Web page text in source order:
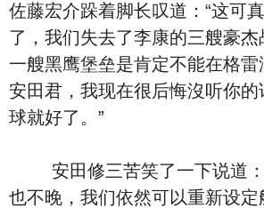
佐藤宏介跺着脚长叹道：“这可
了，我们失去了李康的三艘豪
一艘黑鹰堡垒是肯定不能在格雷
安田君，我现在很后悔沒听你
球就好了。”
安田修三苦笑了一下说道：
也不晚，我们依然可以重新设定